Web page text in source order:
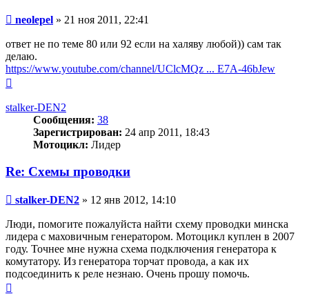
Сообщение
neolepel » 21 ноя 2011, 22:41
ответ не по теме 80 или 92 если на халяву любой)) сам так
делаю.
https://www.youtube.com/channel/UClcMQz ... E7A-46bJew
началу
stalker-DEN2
Сообщения: 38
Зарегистрирован: 24 апр 2011, 18:43
Мотоцикл: Лидер
Re: Схемы проводки
Сообщение
stalker-DEN2 » 12 янв 2012, 14:10
Люди, помогите пожалуйста найти схему проводки минска
лидера с маховичным генератором. Мотоцикл куплен в 2007
году. Точнее мне нужна схема подключения генератора к
комутатору. Из генератора торчат провода, а как их
подсоединить к реле незнаю. Очень прошу помочь.